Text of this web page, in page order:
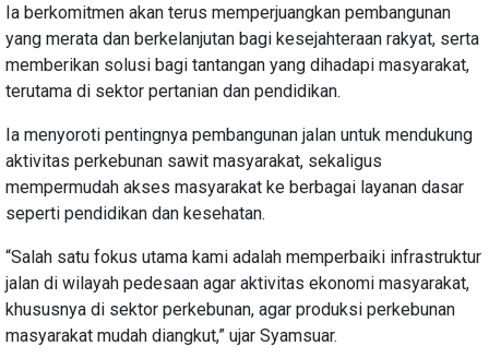
Ia berkomitmen akan terus memperjuangkan pembangunan
yang merata dan berkelanjutan bagi kesejahteraan rakyat, serta
memberikan solusi bagi tantangan yang dihadapi masyarakat,
terutama di sektor pertanian dan pendidikan.
Ia menyoroti pentingnya pembangunan jalan untuk mendukung
aktivitas perkebunan sawit masyarakat, sekaligus
mempermudah akses masyarakat ke berbagai layanan dasar
seperti pendidikan dan kesehatan.
“Salah satu fokus utama kami adalah memperbaiki infrastruktur
jalan di wilayah pedesaan agar aktivitas ekonomi masyarakat,
khususnya di sektor perkebunan, agar produksi perkebunan
masyarakat mudah diangkut,” ujar Syamsuar.